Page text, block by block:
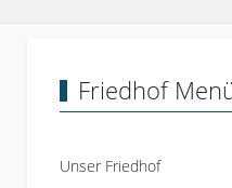
Friedhof
Unser Friedhof